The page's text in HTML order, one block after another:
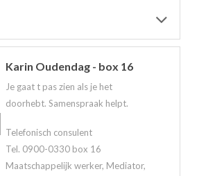
Karin Oudendag - box 16
Je gaat t pas zien als je het
doorhebt. Samenspraak helpt.
Telefonisch consulent
Tel. 0900-0330 box 16
Maatschappelijk werker, Mediator,